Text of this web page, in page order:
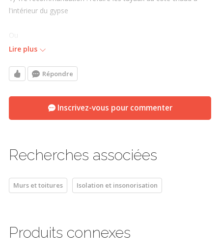
l'intérieur du gypse
Ou
plafond / toiture, et remplacer votre système de chauffage /
climatisation par des unités de thermopompe murales,
couplées à des backups électriques dans les chambres.
Merci.
Lire plus
Répondre
Inscrivez-vous pour commenter
Recherches associées
Murs et toitures Isolation et insonorisation
Produits connexes